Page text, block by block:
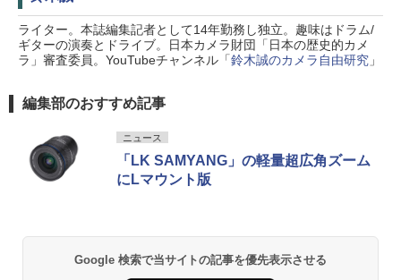
ライター。本誌編集記者として14年勤務し独立。趣味はドラム/
ギターの演奏とドライブ。日本カメラ財団「日本の歴史的カメ
ラ」審査委員。YouTubeチャンネル「鈴木誠のカメラ自由研究」
編集部のおすすめ記事
ニュース
「LK SAMYANG」の軽量超広角ズーム
にLマウント版
Google 検索で当サイトの記事を優先表示させる